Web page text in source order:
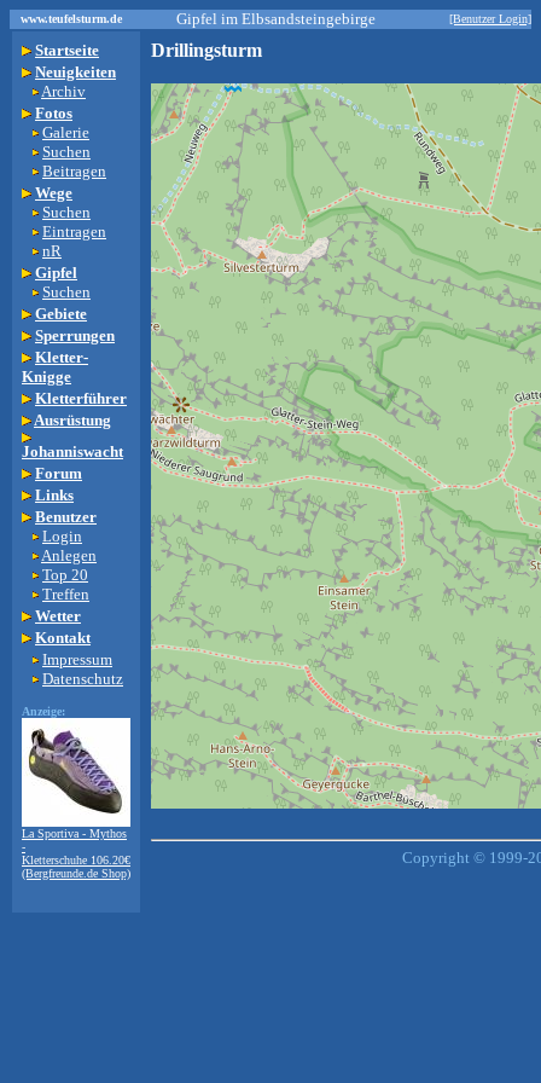
www.teufelsturm.de Gipfel im Elbsandsteingebirge [Benutzer Login]
Startseite
Neuigkeiten
Archiv
Fotos
Galerie
Suchen
Beitragen
Wege
Suchen
Eintragen
nR
Gipfel
Suchen
Gebiete
Sperrungen
Kletter-
Knigge
Kletterführer
Ausrüstung
Johanniswacht
Forum
Links
Benutzer
Login
Anlegen
Top 20
Treffen
Wetter
Kontakt
Impressum
Datenschutz
Anzeige:
La Sportiva - Mythos
-
Kletterschuhe 106.20€
(Bergfreunde.de Shop)
Drillingsturm
⇧
Copyright © 1999-